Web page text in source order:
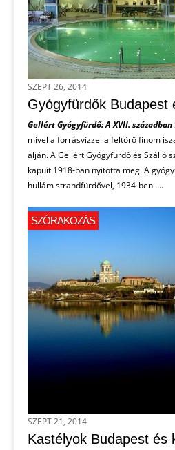
SZEPT 26, 2014
Gyógyfürdők Budapest
Gellért Gyógyfürdő: A XVII. században
mivel a forrásvízzel a feltörő finom
alján. A Gellért Gyógyfürdő és Szálló
kapuit 1918-ban nyitotta meg. A
hullám strandfürdővel, 1934-ben ....
SZÓRAKOZÁS
SZEPT 21, 2014
Kastélyok Budapest és